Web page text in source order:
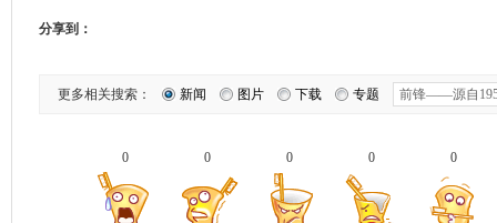
分享到：
更多相关搜索： 新闻 图片 下载 专题
0 0 0 0 0